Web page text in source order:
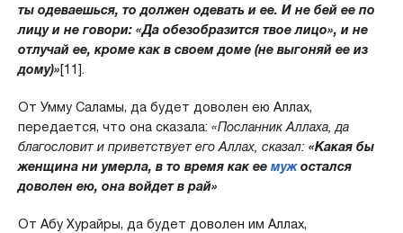
ты одеваешься, то должен одевать и ее. И не бей ее по
лицу и не говори: «Да обезобразится твое лицо», и не
отлучай ее, кроме как в своем доме (не выгоняй ее из
дому)»[11].
От Умму Саламы, да будет доволен ею Аллах,
передается, что она сказала: «Посланник Аллаха, да
благословит и приветствует его Аллах, сказал: «Какая бы
женщина ни умерла, в то время как ее мужостался
доволен ею, она войдет в рай»
От Абу Хурайры, да будет доволен им Аллах,